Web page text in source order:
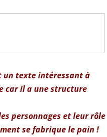
un texte intéressant à
car il a une structure
personnages et leur rôle
se fabrique le pain !